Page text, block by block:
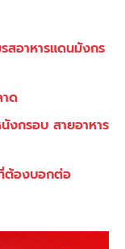
สอาหารแดนมังกร
ด
งกรอบ สายอาหาร
ต้องบอกต่อ